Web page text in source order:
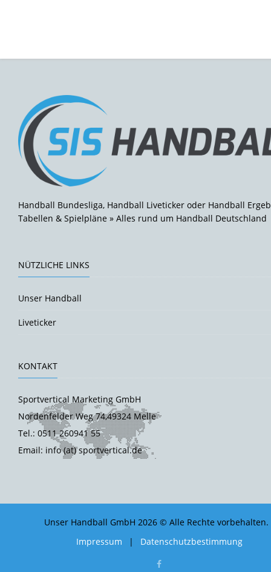
Handball Bundesliga, Handball Liveticker oder Handball
Tabellen & Spielpläne » Alles rund um Handball Deutschland
NÜTZLICHE LINKS
Unser Handball
Liveticker
KONTAKT
Sportvertical Marketing GmbH
Nordenfelder Weg 74,49324 Melle
Tel.: 0511 260941 55
Email: info (at) sportvertical.de
Unser Handball GmbH 2026 © Alle Rechte vorbehalten.
Impressum
| Datenschutzbestimmung